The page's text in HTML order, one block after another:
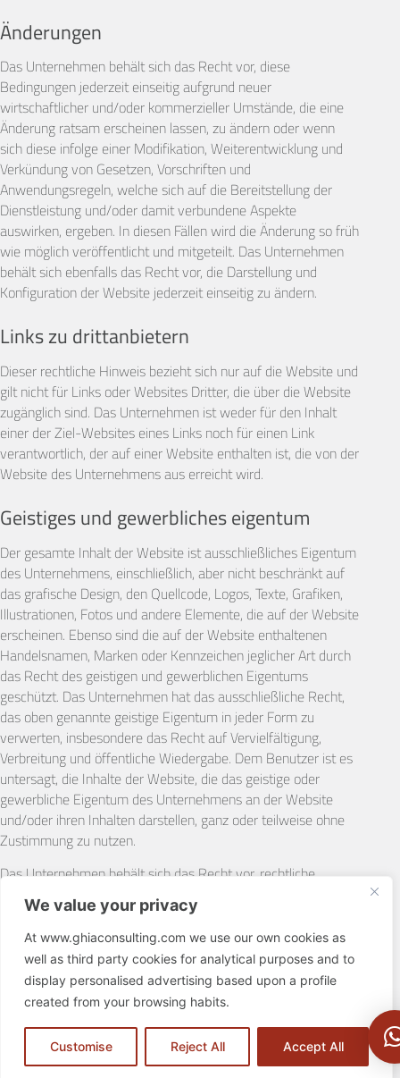
We value your privacy
At www.ghiaconsulting.com we use our own cookies as
well as third party cookies for analytical purposes and to
display personalised advertising based upon a profile
created from your browsing habits.
Customise Reject All Accept All
Änderungen
Das Unternehmen behält sich das Recht vor, diese
Bedingungen jederzeit einseitig aufgrund neuer
wirtschaftlicher und/oder kommerzieller Umstände, die eine
Änderung ratsam erscheinen lassen, zu ändern oder wenn
sich diese infolge einer Modifikation, Weiterentwicklung und
Verkündung von Gesetzen, Vorschriften und
Anwendungsregeln, welche sich auf die Bereitstellung der
Dienstleistung und/oder damit verbundene Aspekte
auswirken, ergeben. In diesen Fällen wird die Änderung so früh
wie möglich veröffentlicht und mitgeteilt. Das Unternehmen
behält sich ebenfalls das Recht vor, die Darstellung und
Konfiguration der Website jederzeit einseitig zu ändern.
Links zu drittanbietern
Dieser rechtliche Hinweis bezieht sich nur auf die Website und
gilt nicht für Links oder Websites Dritter, die über die Website
zugänglich sind. Das Unternehmen ist weder für den Inhalt
einer der Ziel-Websites eines Links noch für einen Link
verantwortlich, der auf einer Website enthalten ist, die von der
Website des Unternehmens aus erreicht wird.
Geistiges und gewerbliches eigentum
Der gesamte Inhalt der Website ist ausschließliches Eigentum
des Unternehmens, einschließlich, aber nicht beschränkt auf
das grafische Design, den Quellcode, Logos, Texte, Grafiken,
Illustrationen, Fotos und andere Elemente, die auf der Website
erscheinen. Ebenso sind die auf der Website enthaltenen
Handelsnamen, Marken oder Kennzeichen jeglicher Art durch
das Recht des geistigen und gewerblichen Eigentums
geschützt. Das Unternehmen hat das ausschließliche Recht,
das oben genannte geistige Eigentum in jeder Form zu
verwerten, insbesondere das Recht auf Vervielfältigung,
Verbreitung und öffentliche Wiedergabe. Dem Benutzer ist es
untersagt, die Inhalte der Website, die das geistige oder
gewerbliche Eigentum des Unternehmens an der Website
und/oder ihren Inhalten darstellen, ganz oder teilweise ohne
Zustimmung zu nutzen.
Das Unternehmen behält sich das Recht vor, rechtliche
Schritte jeglicher Art gegen jeden Benutzer zu unternehmen,
der Handlungen unternimmt, die eine Vervielfältigung,
Verbreitung, Vermarktung, Umwandlung und im Allgemeinen
jede andere Form der gewerblichen Nutzung der Inhalte der
Website, ganz oder teilweise, durch beliebige Verfahren
darstellen, die gegen seine geistigen und/oder gewerblichen
Mitteilungen